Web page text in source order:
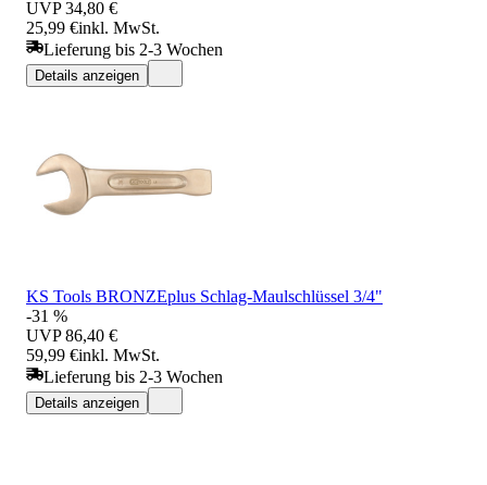
UVP 34,80 €
25,99 €inkl. MwSt.
Lieferung bis 2-3 Wochen
Details anzeigen
KS Tools BRONZEplus Schlag-Maulschlüssel 3/4"
-31 %
UVP 86,40 €
59,99 €inkl. MwSt.
Lieferung bis 2-3 Wochen
Details anzeigen